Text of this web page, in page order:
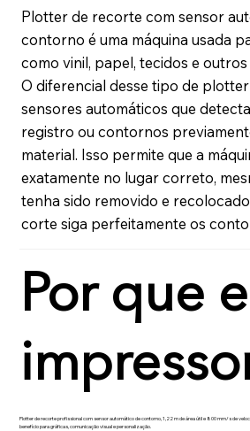
Plotter de recorte com sensor
contorno é uma máquina usada
como vinil, papel, tecidos e
O diferencial desse tipo de
sensores automáticos que
registro ou contornos
material. Isso permite que a
exatamente no lugar correto,
tenha sido removido e
corte siga perfeitamente os
Por que
Plotter de recorte profissional com sensor automático de contorno, 1,22 m de área útil e 800 mm/s de
benefício para gráficas, comunicação visual e personalização.